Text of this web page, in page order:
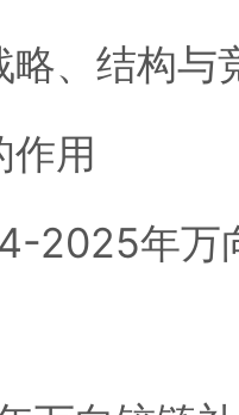
、结构与
用
2025年万